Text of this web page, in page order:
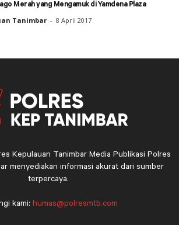
Merah yang Mengamuk di Yamdena Plaza
Tanimbar - 8 April 2017
Kepulauan Tanimbar Media Publikasi Polres
menyediakan informasi akurat dari sumber
terpercaya.
kami: humas@polresmtb.com